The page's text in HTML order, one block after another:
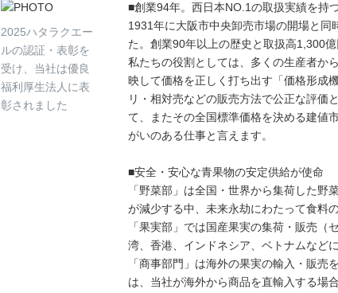
2025ハタラクエー
ルの認証・表彰を
受け、当社は優良
福利厚生法人に表
彰されました
■創業94年。西日本NO.1の取扱実績を持
1931年に大阪市中央卸売市場の開場と
た。創業90年以上の歴史と取扱高1,300
私たちの役割としては、多くの生産者か
映して価格を正しく打ち出す「価格形成
リ・相対売などの販売方法で公正な評価
て、またその全国標準価格を決める建値
がいのある仕事と言えます。
■安全・安心な青果物の安定供給が使命
「野菜部」は全国・世界から集荷した
が減少する中、未来永劫にわたって食料
「果実部」では国産果実の集荷・販売
湾、香港、インドネシア、ベトナムなど
「商事部門」は海外の果実の輸入・販
は、当社が海外から商品を直輸入する場